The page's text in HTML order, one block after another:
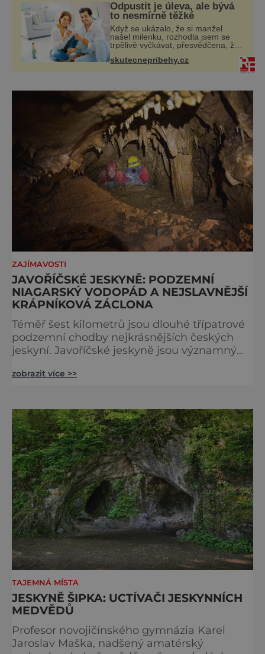
Odpustit je úleva, ale bývá
to nesmírně těžké
Když se ukázalo, že si manžel
našel milenku, rozhodla jsem se
trpělivě vyčkávat, přesvědčena, že
Možná je to jedna z nejtěžších věcí
skutecnepribehy.cz
ZAJÍMAVOSTI
JAVOŘÍČSKÉ JESKYNĚ: PODZEMNÍ
NIAGARSKÝ VODOPÁD A NEJSLAVNĚJŠÍ
KRÁPNÍKOVÁ ZÁCLONA
Téměř šest kilometrů jsou dlouhé třípatrové
podzemní chodby nejkrásnějších českých
jeskyní. Javoříčské jeskyně jsou významným
tu potkáme přece jen o poznání víc.
vrchu Špraněk nedaleko Javoříčka lidé
odnepaměti znali skalní dutinu zvanou
Svěcená díra. Byla dlouhá dvacet metrů a ši
zobrazit více >>
TAJEMNÁ MÍSTA
JESKYNĚ ŠIPKA: UCTÍVAČI JESKYNNÍCH
MEDVĚDŮ
Profesor novojičínského gymnázia Karel
Jaroslav Maška, nadšený amatérský